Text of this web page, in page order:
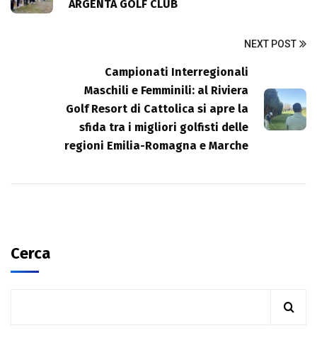
ARGENTA GOLF CLUB
NEXT POST
Campionati Interregionali
Maschili e Femminili: al Riviera
Golf Resort di Cattolica si apre la
sfida tra i migliori golfisti delle
regioni Emilia-Romagna e Marche
Cerca